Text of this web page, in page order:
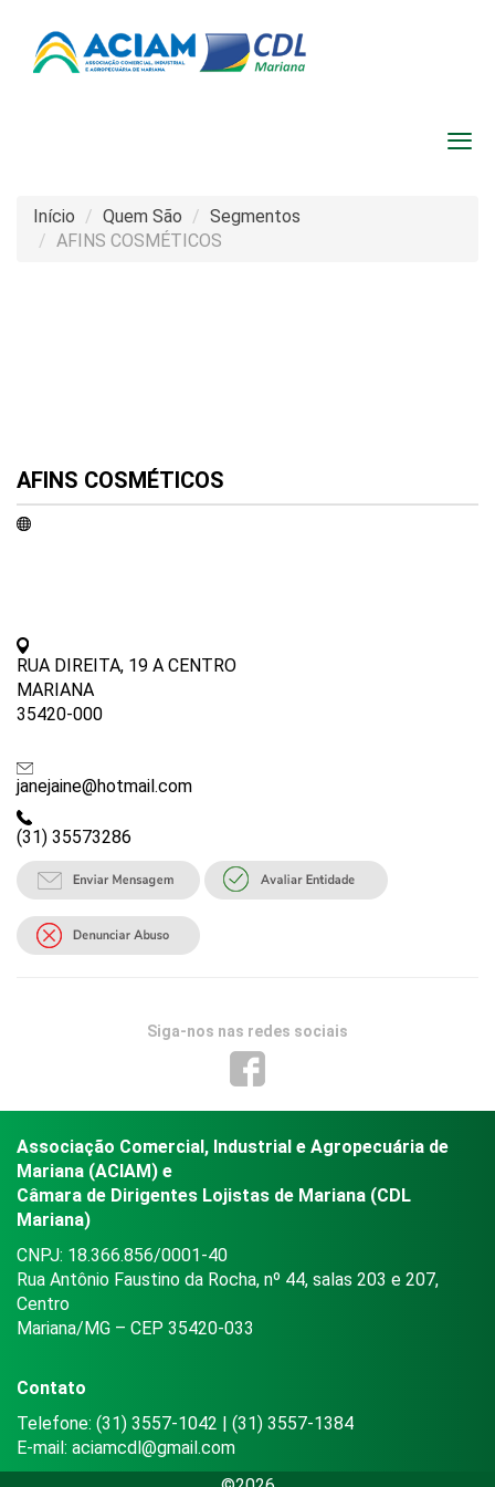
Início Quem São
Segmentos
AFINS COSMÉTICOS
AFINS COSMÉTICOS
RUA DIREITA, 19 A CENTRO
MARIANA
35420-000
janejaine@hotmail.com
(31) 35573286
Siga-nos nas redes sociais
Associação Comercial, Industrial e Agropecuária de
Mariana (ACIAM) e
Câmara de Dirigentes Lojistas de Mariana (CDL
Mariana)
CNPJ: 18.366.856/0001-40
Rua Antônio Faustino da Rocha, nº 44, salas 203 e 207,
Centro
Mariana/MG – CEP 35420-033
Contato
Telefone: (31) 3557-1042 | (31) 3557-1384
E-mail: aciamcdl@gmail.com